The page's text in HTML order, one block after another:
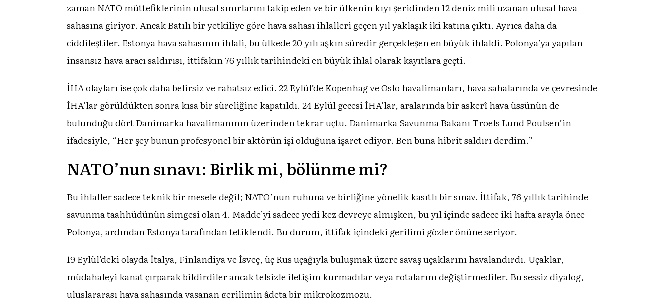
zaman NATO müttefiklerinin ulusal sınırlarını takip eden ve bir ülkenin kıyı şeridinden 12 deniz mili uzanan ulusal hava
sahasına giriyor. Ancak Batılı bir yetkiliye göre hava sahası ihlalleri geçen yıl yaklaşık iki katına çıktı. Ayrıca daha da
ciddileştiler. Estonya hava sahasının ihlali, bu ülkede 20 yılı aşkın süredir gerçekleşen en büyük ihlaldi. Polonya’ya yapılan
insansız hava aracı saldırısı, ittifakın 76 yıllık tarihindeki en büyük ihlal olarak kayıtlara geçti.
İHA olayları ise çok daha belirsiz ve rahatsız edici. 22 Eylül’de Kopenhag ve Oslo havalimanları, hava sahalarında ve çevresinde
İHA’lar görüldükten sonra kısa bir süreliğine kapatıldı. 24 Eylül gecesi İHA’lar, aralarında bir askerî hava üssünün de
bulunduğu dört Danimarka havalimanının üzerinden tekrar uçtu. Danimarka Savunma Bakanı Troels Lund Poulsen’in
ifadesiyle, “Her şey bunun profesyonel bir aktörün işi olduğuna işaret ediyor. Ben buna hibrit saldırı derdim.”
NATO’nun sınavı: Birlik mi, bölünme mi?
Bu ihlaller sadece teknik bir mesele değil; NATO’nun ruhuna ve birliğine yönelik kasıtlı bir sınav. İttifak, 76 yıllık tarihinde
savunma taahhüdünün simgesi olan 4. Madde’yi sadece yedi kez devreye almışken, bu yıl içinde sadece iki hafta arayla önce
Polonya, ardından Estonya tarafından tetiklendi. Bu durum, ittifak içindeki gerilimi gözler önüne seriyor.
19 Eylül’deki olayda İtalya, Finlandiya ve İsveç, üç Rus uçağıyla buluşmak üzere savaş uçaklarını havalandırdı. Uçaklar,
müdahaleyi kanat çırparak bildirdiler ancak telsizle iletişim kurmadılar veya rotalarını değiştirmediler. Bu sessiz diyalog,
uluslararası hava sahasında yaşanan gerilimin âdeta bir mikrokozmozu.